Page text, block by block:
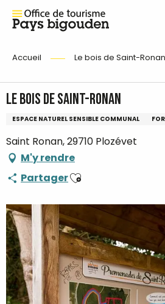
Accueil Le bois de Saint-Ronan
Le bois de Saint-Ronan
ESPACE NATUREL SENSIBLE COMMUNAL
Saint Ronan, 29710 Plozévet
M'y rendre
PartagerAjouter aux favoris